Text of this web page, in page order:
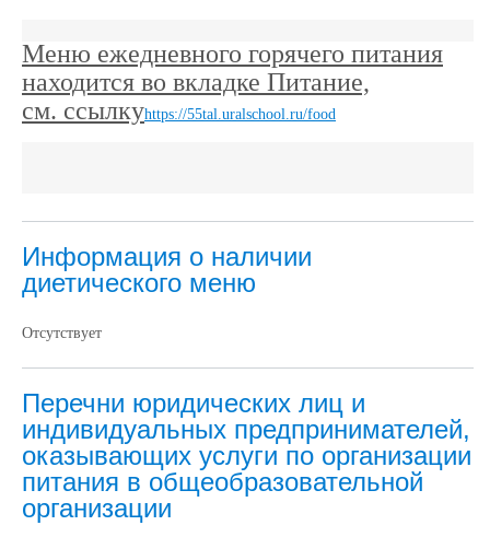
Меню ежедневного горячего питания
находится во вкладке Питание,
см. ссылкуhttps://55tal.uralschool.ru/food
Информация о наличии
диетического меню
Отсутствует
Перечни юридических лиц и
индивидуальных предпринимателей,
оказывающих услуги по организации
питания в общеобразовательной
организации